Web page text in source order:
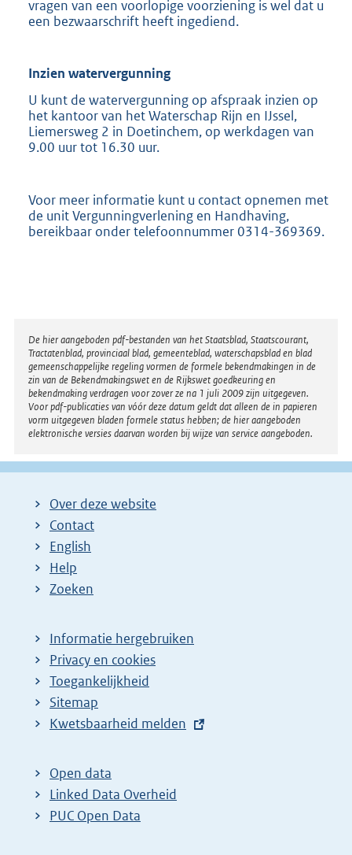
vragen van een voorlopige voorziening is wel dat u
een bezwaarschrift heeft ingediend.
Inzien watervergunning
U kunt de watervergunning op afspraak inzien op
het kantoor van het Waterschap Rijn en IJssel,
Liemersweg 2 in Doetinchem, op werkdagen van
9.00 uur tot 16.30 uur.
Voor meer informatie kunt u contact opnemen met
de unit Vergunningverlening en Handhaving,
bereikbaar onder telefoonnummer 0314-369369.
Disclaimer
De hier aangeboden pdf-bestanden van het Staatsblad, Staatscourant,
Tractatenblad, provinciaal blad, gemeenteblad, waterschapsblad en blad
gemeenschappelijke regeling vormen de formele bekendmakingen in de
zin van de Bekendmakingswet en de Rijkswet goedkeuring en
bekendmaking verdragen voor zover ze na 1 juli 2009 zijn uitgegeven.
Voor pdf-publicaties van vóór deze datum geldt dat alleen de in papieren
vorm uitgegeven bladen formele status hebben; de hier aangeboden
elektronische versies daarvan worden bij wijze van service aangeboden.
Over deze website
Contact
English
Help
Zoeken
Informatie hergebruiken
Privacy en cookies
Toegankelijkheid
Sitemap
E
t
e
r
Kwetsbaarheid melden
Open data
Linked Data Overheid
PUC Open Data